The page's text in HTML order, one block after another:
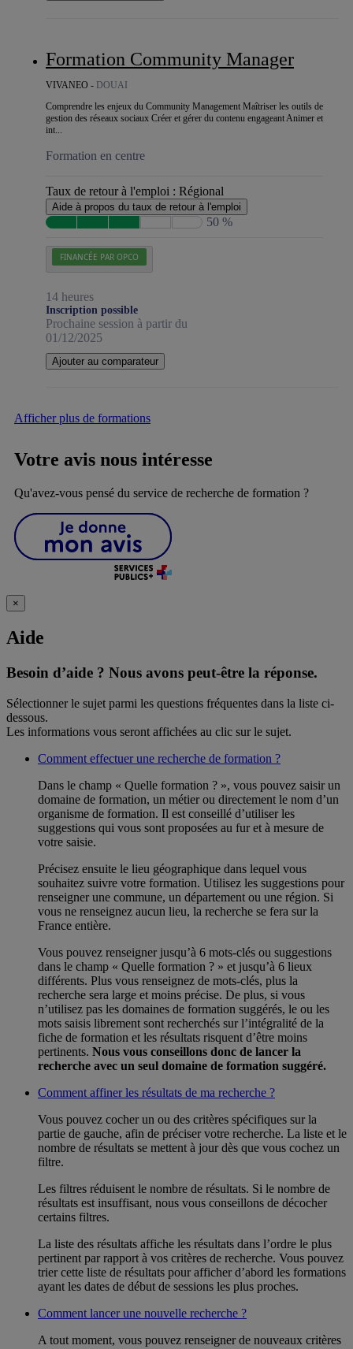
Formation Community Manager
VIVANEO - DOUAI
Comprendre les enjeux du Community Management Maîtriser les outils de
gestion des réseaux sociaux Créer et gérer du contenu engageant Animer et
int...
Formation en centre
Taux de retour à l'emploi : Régional
Aide à propos du taux de retour à l'emploi
50 %
FINANCÉE PAR OPCO
14 heures
Inscription possible
Prochaine session à partir du
01/12/2025
Ajouter au comparateur
Afficher plus de formations
Votre avis nous intéresse
Qu'avez-vous pensé du service de recherche de formation ?
×
Aide
Besoin d’aide ? Nous avons peut-être la réponse.
Sélectionner le sujet parmi les questions fréquentes dans la liste ci-
dessous.
Les informations vous seront affichées au clic sur le sujet.
Comment effectuer une recherche de formation ?
Dans le champ « Quelle formation ? », vous pouvez saisir un
domaine de formation, un métier ou directement le nom d’un
organisme de formation. Il est conseillé d’utiliser les
suggestions qui vous sont proposées au fur et à mesure de
votre saisie.
Précisez ensuite le lieu géographique dans lequel vous
souhaitez suivre votre formation. Utilisez les suggestions pour
renseigner une commune, un département ou une région. Si
vous ne renseignez aucun lieu, la recherche se fera sur la
France entière.
Vous pouvez renseigner jusqu’à 6 mots-clés ou suggestions
dans le champ « Quelle formation ? » et jusqu’à 6 lieux
différents. Plus vous renseignez de mots-clés, plus la
recherche sera large et moins précise. De plus, si vous
n’utilisez pas les domaines de formation suggérés, le ou les
mots saisis librement sont recherchés sur l’intégralité de la
fiche de formation et les résultats risquent d’être moins
pertinents. Nous vous conseillons donc de lancer la
recherche avec un seul domaine de formation suggéré.
Comment affiner les résultats de ma recherche ?
Vous pouvez cocher un ou des critères spécifiques sur la
partie de gauche, afin de préciser votre recherche. La liste et le
nombre de résultats se mettent à jour dès que vous cochez un
filtre.
Les filtres réduisent le nombre de résultats. Si le nombre de
résultats est insuffisant, nous vous conseillons de décocher
certains filtres.
La liste des résultats affiche les résultats dans l’ordre le plus
pertinent par rapport à vos critères de recherche. Vous pouvez
trier cette liste de résultats pour afficher d’abord les formations
ayant les dates de début de sessions les plus proches.
Comment lancer une nouvelle recherche ?
A tout moment, vous pouvez renseigner de nouveaux critères